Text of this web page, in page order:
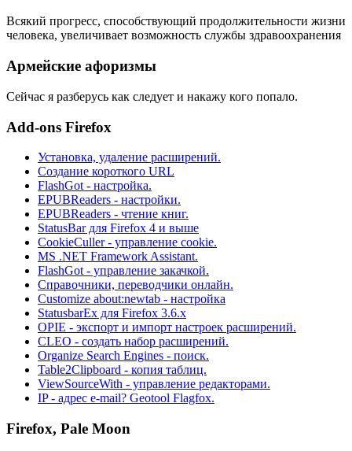
Всякий прогресс, способствующий продолжительности жизни
человека, увеличивает возможность службы здравоохранения
Армейские афоризмы
Сейчас я разберусь как следует и накажу кого попало.
Add-ons Firefox
Установка, удаление расширений.
Создание короткого URL
FlashGot - настройка.
EPUBReaders - настройки.
EPUBReaders - чтение книг.
StatusBar для Firefox 4 и выше
CookieCuller - управление cookie.
MS .NET Framework Assistant.
FlashGot - управление закачкой.
Справочники, переводчики онлайн.
Customize about:newtab - настройка
StatusbarEx для Firefox 3.6.x
OPIE - экспорт и импорт настроек расширений.
CLEO - создать набор расширений.
Organize Search Engines - поиск.
Table2Clipboard - копия таблиц.
ViewSourceWith - управление редакторами.
IP - адрес e-mail? Geotool Flagfox.
Firefox, Pale Moon